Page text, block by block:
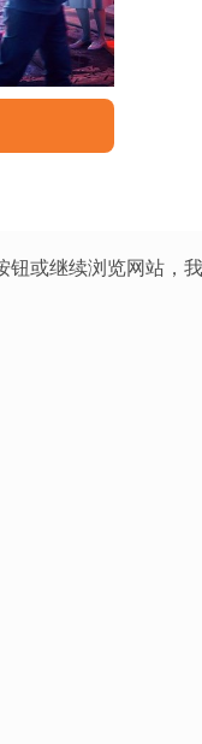
钮或继续浏览网站，